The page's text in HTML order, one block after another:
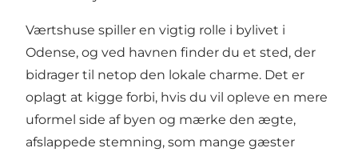
Værtshuse spiller en vigtig rolle i bylivet i
Odense, og ved havnen finder du et sted, der
bidrager til netop den lokale charme. Det er
oplagt at kigge forbi, hvis du vil opleve en mere
uformel side af byen og mærke den ægte,
afslappede stemning, som mange gæster